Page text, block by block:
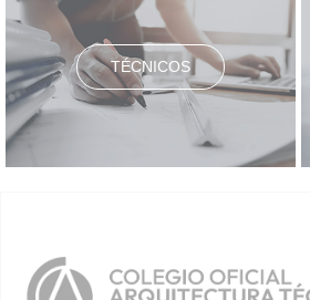
TÉCNICOS